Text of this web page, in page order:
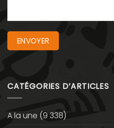
CATÉGORIES D’ARTICLES
A la une (9 338)